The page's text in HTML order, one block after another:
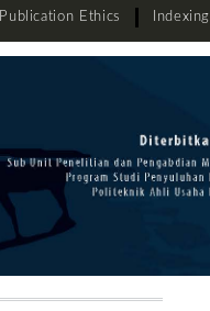
Publication Ethics Indexing